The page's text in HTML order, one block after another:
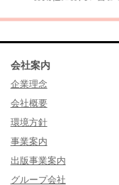
会社案内
企業理念
会社概要
環境方針
事業案内
出版事業案内
グループ会社